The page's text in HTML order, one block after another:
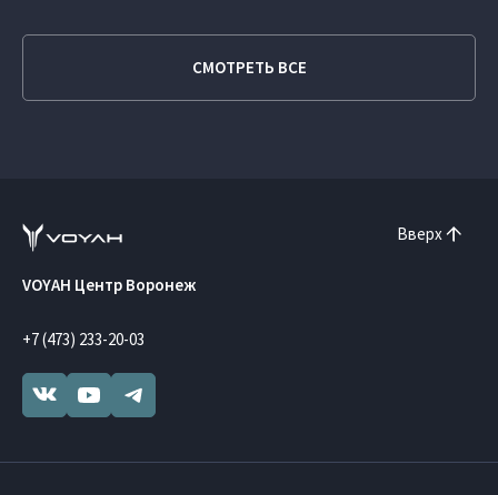
СМОТРЕТЬ ВСЕ
Вверх
VOYAH Центр Воронеж
+7 (473) 233-20-03